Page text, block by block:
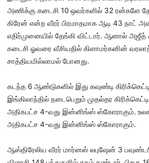
அணிக்கு கடைசி 10 ஒவர்களில் 32 ரன்களே
கிரேன் என்ற வீரர் பிரமாதமாக ஆடி 43 நாட்
எதிர்முனையில் தேங்கி விட்டார். ஆனால் அஜீத்
கடைசி ஓவரை வீசியதில் கிளாமர்கனின்
சாத்தியமில்லாமல் போனது.
கடந்த 6 ஆண்டுகளில் இது கவுண்டி
இங்கிலாந்தில் நடைபெறும் முதல்தர
அதிகபட்ச 4-வது இன்னிங்ஸ் ஸ்கோராகும்.
அதிகபட்ச 4-வது இன்னிங்ஸ் ஸ்கோராகும்.
ஆஸ்திரேலிய வீரர் மார்னஸ் லபுஷேன் 3